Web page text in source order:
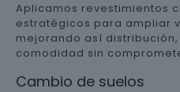
Aplicamos revestimientos
estratégicos para ampliar
mejorando así
comodidad sin
Cambio de suelos